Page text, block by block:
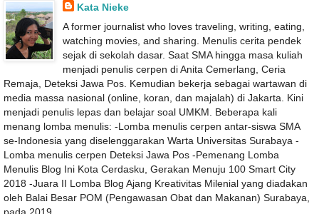
Kata Nieke
A former journalist who loves traveling, writing, eating,
watching movies, and sharing. Menulis cerita pendek
sejak di sekolah dasar. Saat SMA hingga masa kuliah
menjadi penulis cerpen di Anita Cemerlang, Ceria
Remaja, Deteksi Jawa Pos. Kemudian bekerja sebagai wartawan di
media massa nasional (online, koran, dan majalah) di Jakarta. Kini
menjadi penulis lepas dan belajar soal UMKM. Beberapa kali
menang lomba menulis: -Lomba menulis cerpen antar-siswa SMA
se-Indonesia yang diselenggarakan Warta Universitas Surabaya -
Lomba menulis cerpen Deteksi Jawa Pos -Pemenang Lomba
Menulis Blog Ini Kota Cerdasku, Gerakan Menuju 100 Smart City
2018 -Juara II Lomba Blog Ajang Kreativitas Milenial yang diadakan
oleh Balai Besar POM (Pengawasan Obat dan Makanan) Surabaya,